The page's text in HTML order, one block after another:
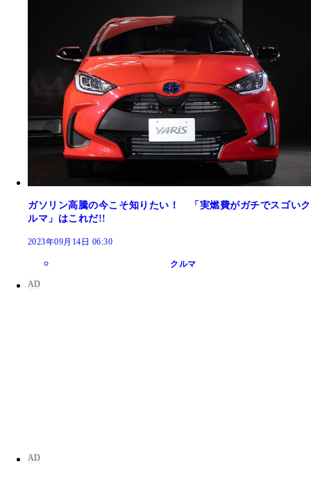
ガソリン高騰の今こそ知りたい！ 「実燃費がガチでスゴいク
ルマ」はこれだ!!
2023年09月14日 06:30
クルマ